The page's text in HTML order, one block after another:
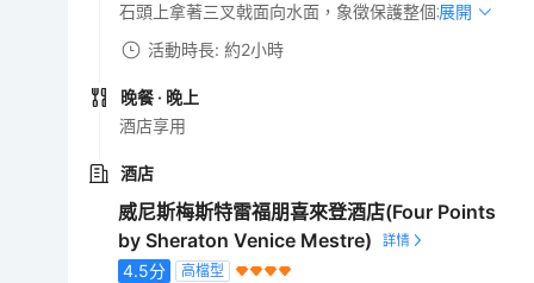
石頭上拿著三叉戟面向水面，象徵保護整個城鎮。
展開
活動時長: 約2小時
晚餐 · 晚上
酒店享用
酒店
威尼斯梅斯特雷福朋喜來登酒店(Four Points
by Sheraton Venice Mestre)
4.5分 高檔型